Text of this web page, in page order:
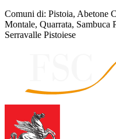
Comuni di: Pistoia, Abetone
Montale, Quarrata, Sambuca
Serravalle Pistoiese